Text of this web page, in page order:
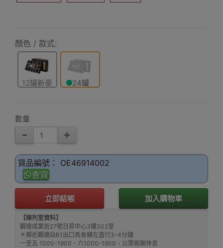
顏色 / 款式:
12罐新豪
24罐
數量
貨品編號： OE46914002
查貨
立即結帳 加入購物車
【陳列室資料】
觀塘成業街27號日昇中心3樓302室
＊鄰近觀塘站B1出口馬會轉左直行3-4分鐘
一至五 1000-1900、六1000-1600、公眾假期休息